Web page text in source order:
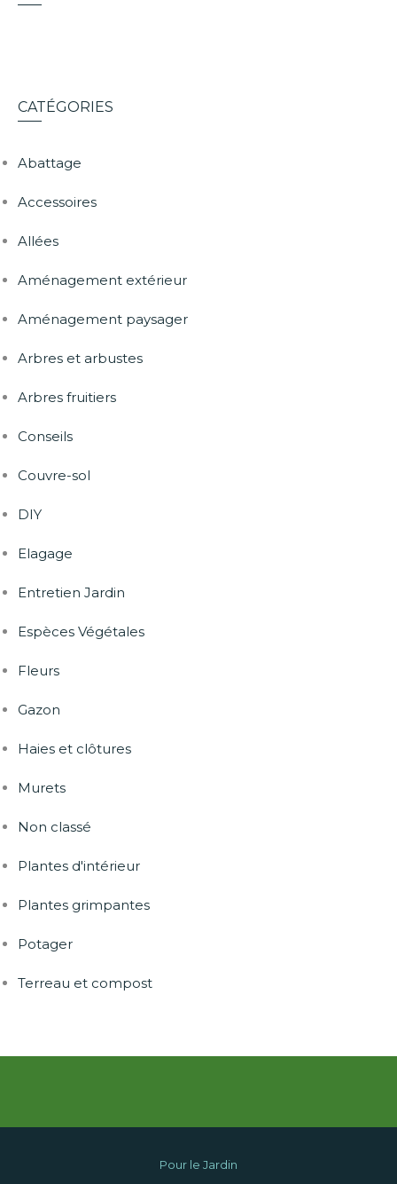
CATÉGORIES
Abattage
Accessoires
Allées
Aménagement extérieur
Aménagement paysager
Arbres et arbustes
Arbres fruitiers
Conseils
Couvre-sol
DIY
Elagage
Entretien Jardin
Espèces Végétales
Fleurs
Gazon
Haies et clôtures
Murets
Non classé
Plantes d'intérieur
Plantes grimpantes
Potager
Terreau et compost
Pour le Jardin